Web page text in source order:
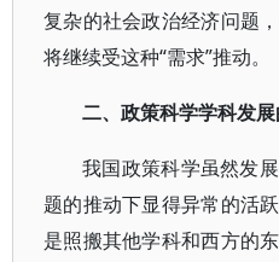
复杂的社会政治经济问题
将继续受这种“需求”推动。
二、政策科学学科发
我国政策科学虽然发
题的推动下显得异常的活
是照搬其他学科和西方的